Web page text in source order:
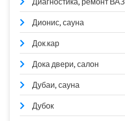
Дионис, сауна
Док.кар
Дока двери, салон
Дубаи, сауна
Дубок